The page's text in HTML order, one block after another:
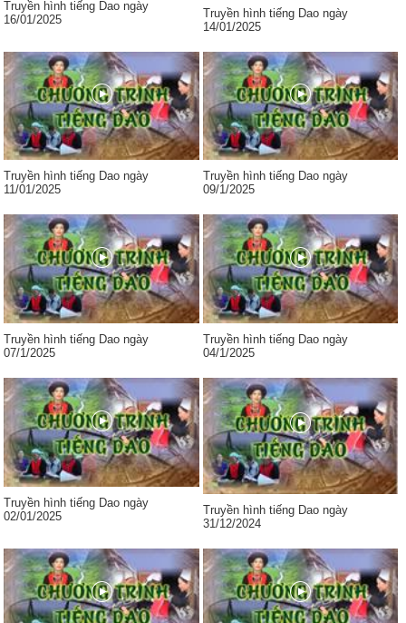
Truyền hình tiếng Dao ngày
16/01/2025
Truyền hình tiếng Dao ngày
14/01/2025
Truyền hình tiếng Dao ngày
11/01/2025
Truyền hình tiếng Dao ngày
09/1/2025
Truyền hình tiếng Dao ngày
07/1/2025
Truyền hình tiếng Dao ngày
04/1/2025
Truyền hình tiếng Dao ngày
02/01/2025
Truyền hình tiếng Dao ngày
31/12/2024